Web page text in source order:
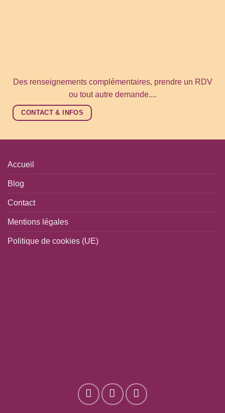
Des renseignements complémentaires, prendre un RDV
ou tout autre demande....
CONTACT & INFOS
Accueil
Blog
Contact
Mentions légales
Politique de cookies (UE)